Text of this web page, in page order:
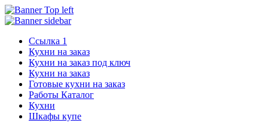
Ссылка 1
Кухни на заказ
Кухни на заказ под ключ
Кухни на заказ
Готовые кухни на заказ
Работы Каталог
Кухни
Шкафы купе